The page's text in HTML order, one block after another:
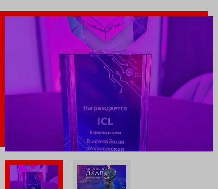
Поставка программного обеспечения и оборудования